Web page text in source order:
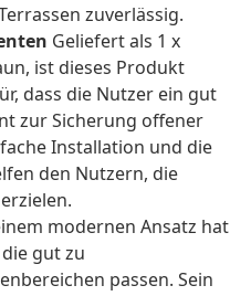
zuverlässig.
Geliefert als 1 x
ist dieses Produkt
dass die Nutzer ein gut
zur Sicherung offener
Installation und die
den Nutzern, die
modernen Ansatz hat
gut zu
passen. Sein